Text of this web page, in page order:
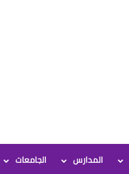
المدارس الجامعات